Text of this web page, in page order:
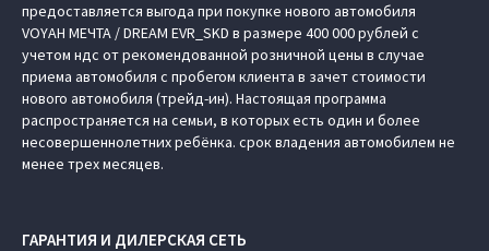
предоставляется выгода при покупке нового автомобиля
VOYAH МЕЧТА / DREAM EVR_SKD в размере 400 000 рублей с
учетом ндс от рекомендованной розничной цены в случае
приема автомобиля с пробегом клиента в зачет стоимости
нового автомобиля (трейд-ин). Настоящая программа
распространяется на семьи, в которых есть один и более
несовершеннолетних ребёнка. срок владения автомобилем не
менее трех месяцев.
ГАРАНТИЯ И ДИЛЕРСКАЯ СЕТЬ